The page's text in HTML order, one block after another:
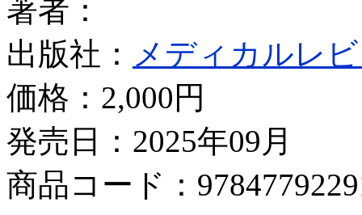
著者：
出版社： メディカルレ
価格： 2,000円
発売日：2025年09月
商品コード：